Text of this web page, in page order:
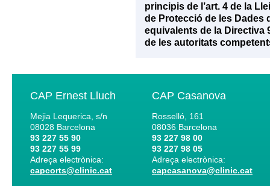
principis de l’art. 4 de la
de Protecció de les Dades
equivalents de la Directiva
de les autoritats
CAP Ernest Lluch
Mejia Lequerica, s/n
08028 Barcelona
93 227 55 90
93 227 55 99
Adreça electrònica:
capcorts@clinic.cat
CAP Casanova
Rosselló, 161
08036 Barcelona
93 227 98 00
93 227 98 05
Adreça electrònica:
capcasanova@clinic.cat